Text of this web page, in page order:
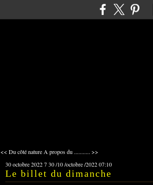
<< Du côté nature A propos du ........... >>
30 octobre 2022730/10/octobre/202207:10
Le billet du dimanche